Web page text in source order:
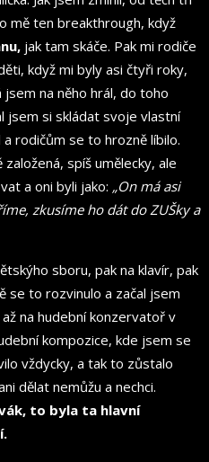
mě ten breakthrough, když
jak tam skáče. Pak mi rodiče
když mi byly asi čtyři roky,
na něho hrál, do toho
jsem si skládat svoje vlastní
a rodičům se to hrozně líbilo.
spíš umělecky, ale
a oni byli jako: „On má asi
zkusíme ho dát do ZUŠky a
sboru, pak na klavír, pak
se to rozvinulo a začal jsem
na hudební konzervatoř v
kompozice, kde jsem se
vždycky, a tak to zůstalo
dělat nemůžu a nechci.
to byla ta hlavní